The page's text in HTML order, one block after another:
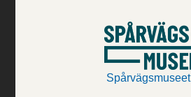
Spårvägsmuseet